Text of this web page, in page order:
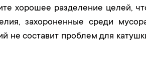
хорошее разделение целей,
захороненные среди
не составит проблем для